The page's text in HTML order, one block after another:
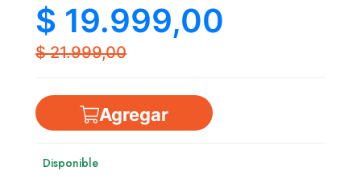
$ 19.999,00
$ 21.999,00
Agregar
Disponible